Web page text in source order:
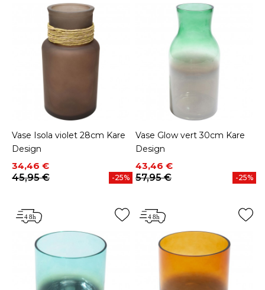
Vase Isola violet 28cm Kare
Design
Prix
34,46 €
Prix de base
45,95 €
-25%
Vase Glow vert 30cm Kare
Design
Prix
43,46 €
Prix de base
57,95 €
-25%